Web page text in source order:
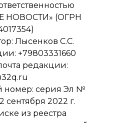
НОВОСТИ» (ОГРН
Лысенков С.С.
+79803331660
редакции:
номер: серия Эл №
сентября 2022 г.
из реестра